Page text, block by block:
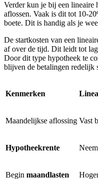
Verder kun je bij een lineaire
aflossen. Vaak is dit tot 10-
boete. Dit is handig als je
De startkosten van een
af over de tijd. Dit leidt tot
Door dit type hypotheek te
blijven de betalingen redelijk
Kenmerken
Maandelijkse aflossing Vast
Hypotheekrente
Begin maandlasten